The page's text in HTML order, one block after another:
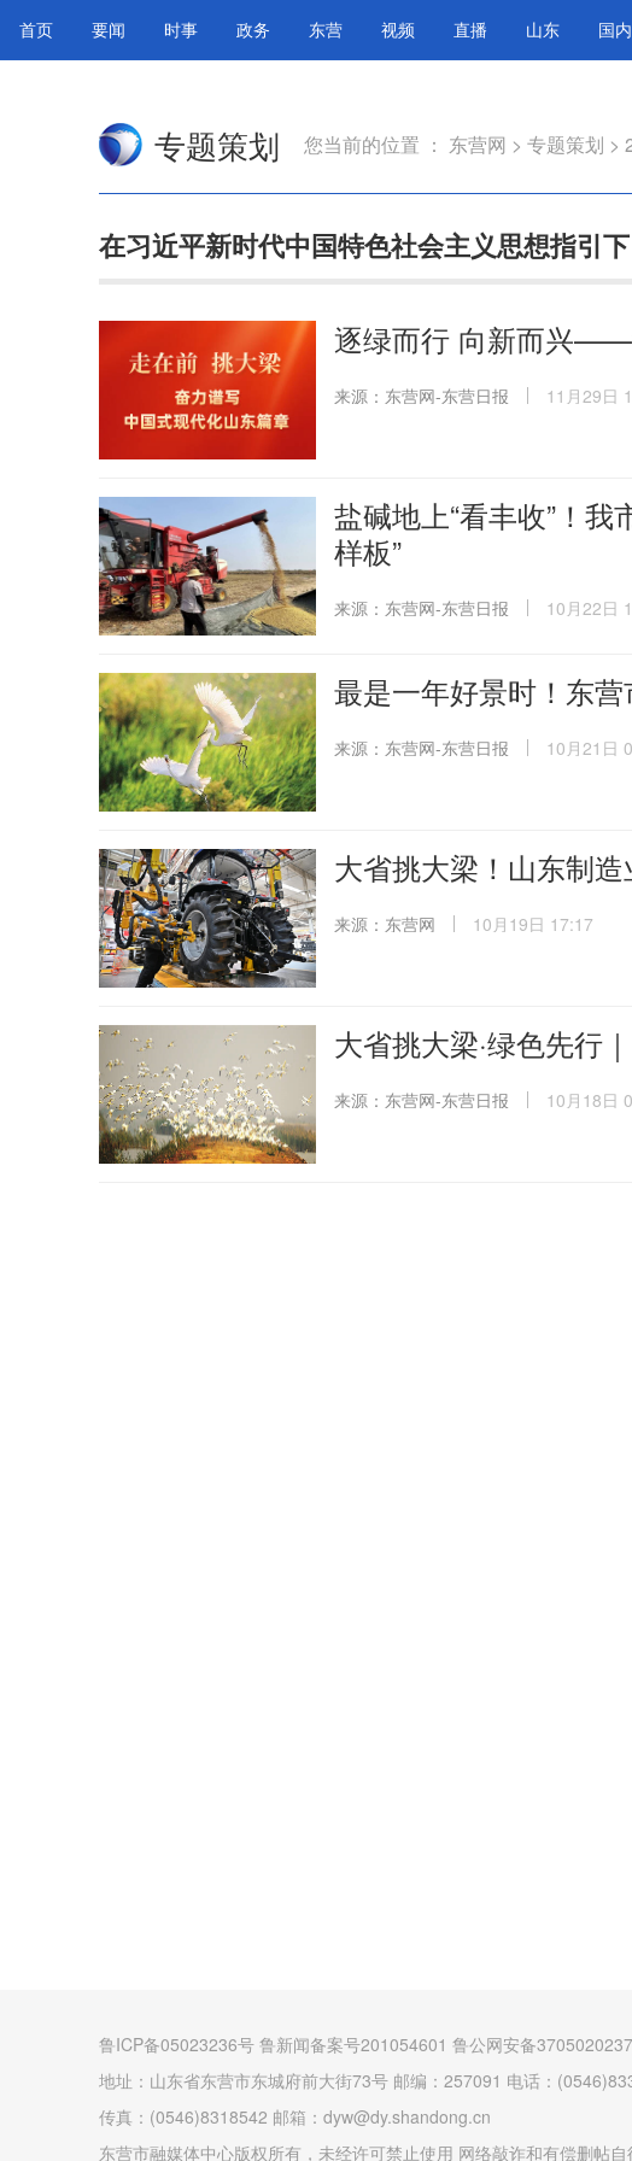
首页 要闻 时事 政务 东营 视频 直播 山东 国内
专题策划 您当前的位置 ： 东营网 > 专题策划 >
在习近平新时代中国特色社会主义思想指引
逐绿而行 向新而兴——
来源：东营网-东营日报 11月29日
盐碱地上“看丰收”！
样板”
来源：东营网-东营日报 10月22日
最是一年好景时！东
来源：东营网-东营日报 10月21日
大省挑大梁！山东制造
来源：东营网 10月19日 17:17
大省挑大梁·绿色先行
来源：东营网-东营日报 10月18日
鲁ICP备05023236号 鲁新闻备案号201054601 鲁公网安备
地址：山东省东营市东城府前大街73号 邮编：257091 电话：
传真：(0546)8318542 邮箱：dyw@dy.shandong.cn
东营市融媒体中心版权所有，未经许可禁止使用 网络敲诈和有偿删帖